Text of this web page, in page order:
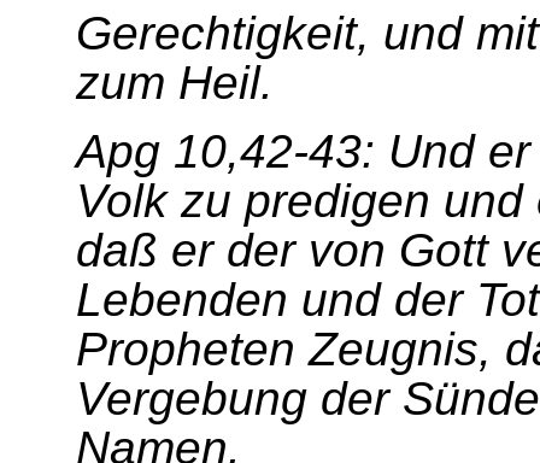
Gerechtigkeit, und
zum Heil.
Apg 10,42-43: Und
Volk zu predigen
daß er der von Gott
Lebenden und der
Propheten Zeugnis,
Vergebung der
Namen.